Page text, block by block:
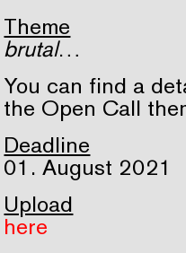
Theme
brutal…
You can find a
the Open Call
Deadline
01. August 2021
Upload
here